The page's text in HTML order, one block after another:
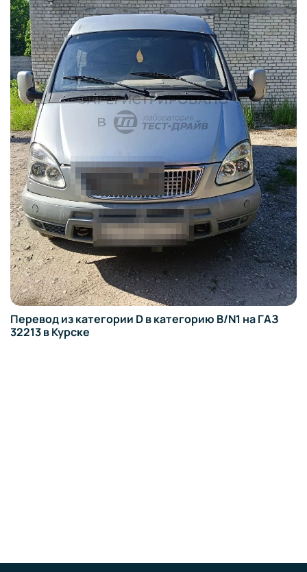
Перевод из категории D в категорию B/N1 на ГАЗ
32213 в Курске